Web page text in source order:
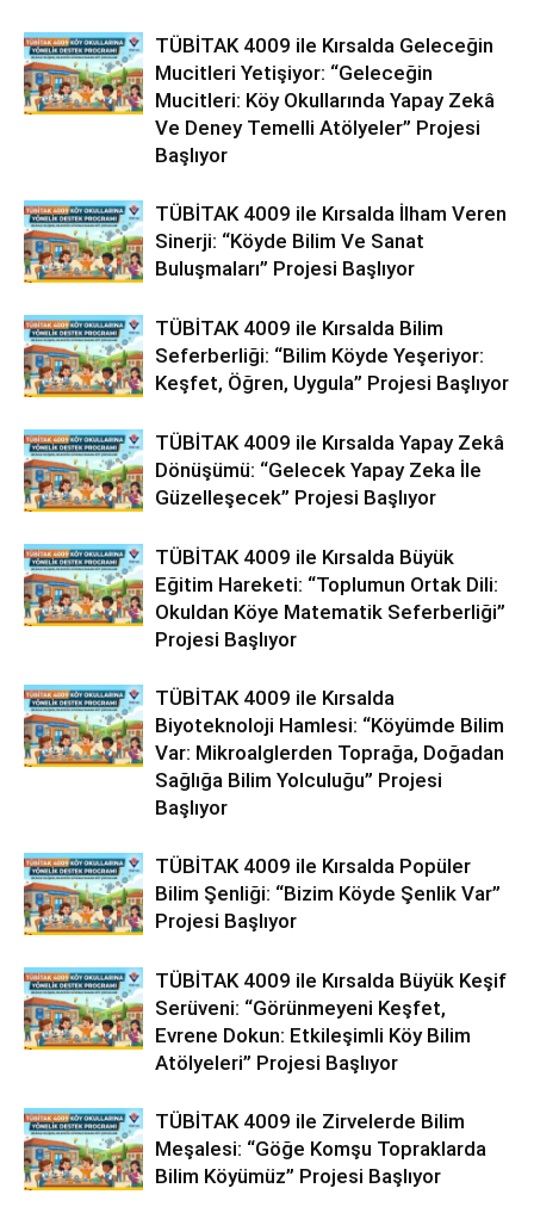
TÜBİTAK 4009 ile Kırsalda Geleceğin
Mucitleri Yetişiyor: “Geleceğin
Mucitleri: Köy Okullarında Yapay Zekâ
Ve Deney Temelli Atölyeler” Projesi
Başlıyor
TÜBİTAK 4009 ile Kırsalda İlham Veren
Sinerji: “Köyde Bilim Ve Sanat
Buluşmaları” Projesi Başlıyor
TÜBİTAK 4009 ile Kırsalda Bilim
Seferberliği: “Bilim Köyde Yeşeriyor:
Keşfet, Öğren, Uygula” Projesi Başlıyor
TÜBİTAK 4009 ile Kırsalda Yapay Zekâ
Dönüşümü: “Gelecek Yapay Zeka İle
Güzelleşecek” Projesi Başlıyor
TÜBİTAK 4009 ile Kırsalda Büyük
Eğitim Hareketi: “Toplumun Ortak Dili:
Okuldan Köye Matematik Seferberliği”
Projesi Başlıyor
TÜBİTAK 4009 ile Kırsalda
Biyoteknoloji Hamlesi: “Köyümde Bilim
Var: Mikroalglerden Toprağa, Doğadan
Sağlığa Bilim Yolculuğu” Projesi
Başlıyor
TÜBİTAK 4009 ile Kırsalda Popüler
Bilim Şenliği: “Bizim Köyde Şenlik Var”
Projesi Başlıyor
TÜBİTAK 4009 ile Kırsalda Büyük Keşif
Serüveni: “Görünmeyeni Keşfet,
Evrene Dokun: Etkileşimli Köy Bilim
Atölyeleri” Projesi Başlıyor
TÜBİTAK 4009 ile Zirvelerde Bilim
Meşalesi: “Göğe Komşu Topraklarda
Bilim Köyümüz” Projesi Başlıyor